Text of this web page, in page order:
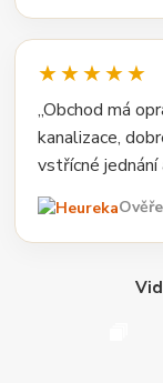
★★★★★
„Obchod má
kanalizace,
vstřícné jednání